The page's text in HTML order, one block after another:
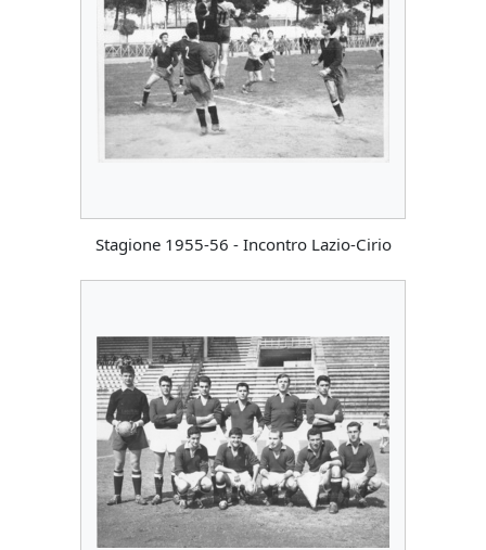
Stagione 1955-56 - Incontro Lazio-Cirio